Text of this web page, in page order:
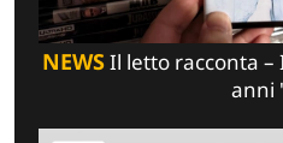
NEWSIl letto racconta –
anni